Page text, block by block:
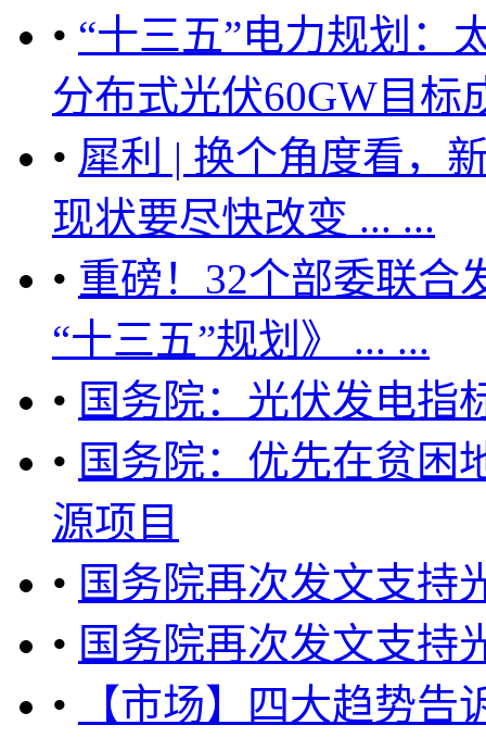
• “十三五”电力规划：
分布式光伏60GW目标
• 犀利 | 换个角度看，
现状要尽快改变 ... ...
• 重磅！32个部委联合
“十三五”规划》 ... ...
• 国务院：光伏发电指
• 国务院：优先在贫困
源项目
• 国务院再次发文支持
• 国务院再次发文支持
•
【市场】四大趋势